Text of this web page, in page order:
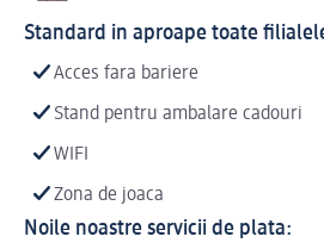
Standard in aproape toate
Acces fara bariere
Stand pentru ambalare cadouri
WIFI
Zona de joaca
Noile noastre servicii de plata: